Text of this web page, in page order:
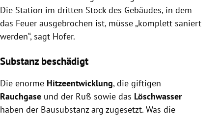
Die Station im dritten Stock des Gebäudes, in dem
das Feuer ausgebrochen ist, müsse „komplett saniert
werden“, sagt Hofer.
Substanz beschädigt
Die enorme Hitzeentwicklung, die giftigen
Rauchgase und der Ruß sowie das Löschwasser
haben der Bausubstanz arg zugesetzt. Was die